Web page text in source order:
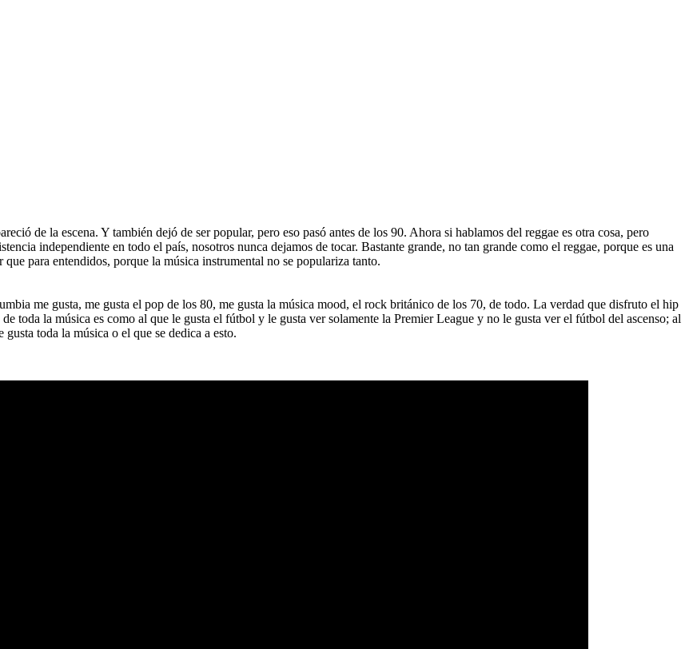
de la escena. Y también dejó de ser popular, pero eso pasó antes de los 90. Ahora si hablamos del reggae es otra cosa, pero
independiente en todo el país, nosotros nunca dejamos de tocar. Bastante grande, no tan grande como el reggae, porque es una
para entendidos, porque la música instrumental no se populariza tanto.
me gusta, me gusta el pop de los 80, me gusta la música mood, el rock británico de los 70, de todo. La verdad que disfruto el hip
toda la música es como al que le gusta el fútbol y le gusta ver solamente la Premier League y no le gusta ver el fútbol del ascenso; al
toda la música o el que se dedica a esto.